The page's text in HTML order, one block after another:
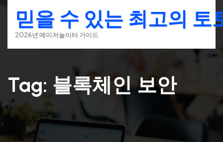
content
믿을 수 있는 최고의 토
2026년 메이저놀이터 가이드
Tag: 블록체인 보안